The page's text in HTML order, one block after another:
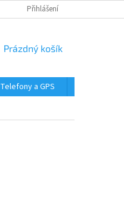
Přihlášení
NÁKUPNÍ
Prázdný košík
Telefony a GPS